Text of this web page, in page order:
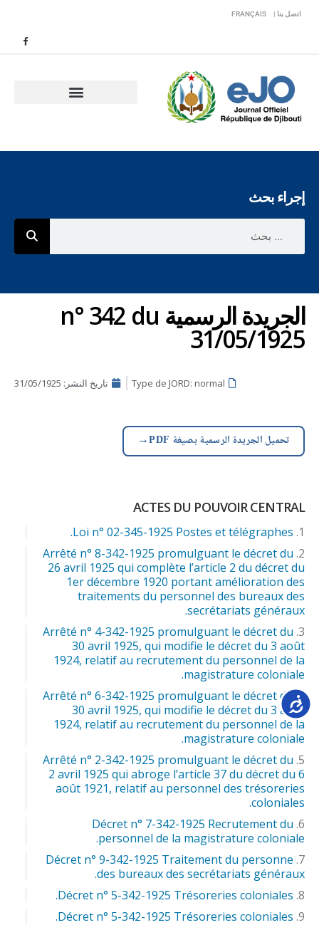
اتصل بنا | FRANÇAIS
إجراء بحث
الجريدة الرسمية n° 342 du
31/05/1925
Type de JORD: normal تاريخ النشر: 31/05/1925
تحميل الجريدة الرسمية بصيغة PDF →
ACTES DU POUVOIR CENTRAL
Loi n° 02-345-1925 Postes et télégraphes.
Arrêté n° 8-342-1925 promulguant le décret du
26 avril 1925 qui complète l’article 2 du décret du
1er décembre 1920 portant amélioration des
traitements du personnel des bureaux des
secrétariats généraux.
Arrêté n° 4-342-1925 promulguant le décret du
30 avril 1925, qui modifie le décret du 3 août
1924, relatif au recrutement du personnel de la
magistrature coloniale.
Arrêté n° 6-342-1925 promulguant le décret du
30 avril 1925, qui modifie le décret du 3 août
1924, relatif au recrutement du personnel de la
magistrature coloniale.
Arrêté n° 2-342-1925 promulguant le décret du
2 avril 1925 qui abroge l’article 37 du décret du 6
août 1921, relatif au personnel des trésoreries
coloniales.
Décret n° 7-342-1925 Recrutement du
personnel de la magistrature coloniale.
Décret n° 9-342-1925 Traitement du personne
des bureaux des secrétariats généraux.
Décret n° 5-342-1925 Trésoreries coloniales.
Décret n° 5-342-1925 Trésoreries coloniales.